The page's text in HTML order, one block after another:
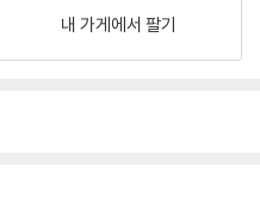
내 가게에서 팔기